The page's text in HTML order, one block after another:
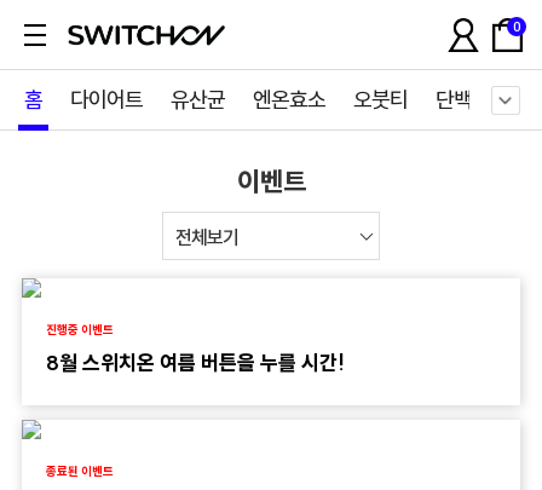
0
홈 다이어트 유산균 엔온효소 오붓티 단백질쉐이
이벤트
진행중 이벤트
8월 스위치온 여름 버튼을 누를 시간!
종료된 이벤트